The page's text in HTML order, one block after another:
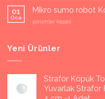
setleri
ve
için
01
Oca
Mikro sumo robot
Mikro
Kontrol
Siparişi
yorumlar kapalı
Yeni Ürünler
Strafor Köpük
Yuvarlak Strafor